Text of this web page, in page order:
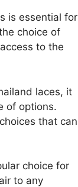
is essential for
choice of
to the
laces, it
of options.
that can
choice for
to any